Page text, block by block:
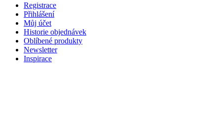
Registrace
Přihlášení
Můj účet
Historie objednávek
Oblíbené produkty
Newsletter
Inspirace